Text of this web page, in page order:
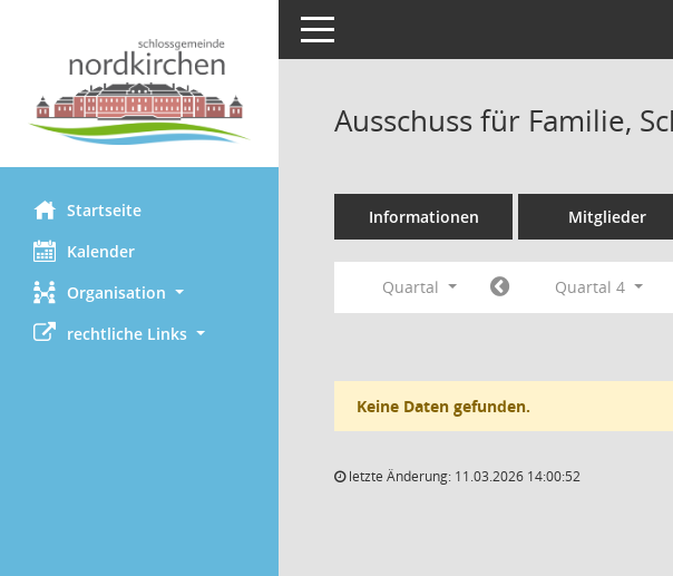
Startseite
Kalender
Organisation
rechtliche Links
Toggle navigation
Ausschuss für Familie,
Informationen Mitglieder
Quartal Quartal 4
Keine Daten gefunden.
letzte Änderung: 11.03.2026 14:00:52